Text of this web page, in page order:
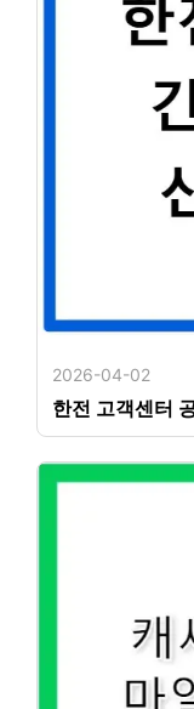
2026-04-02
한전 고객센터